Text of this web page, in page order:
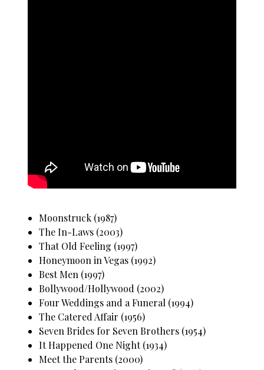
Moonstruck (1987)
The In-Laws (2003)
That Old Feeling (1997)
Honeymoon in Vegas (1992)
Best Men (1997)
Bollywood/Hollywood (2002)
Four Weddings and a Funeral (1994)
The Catered Affair (1956)
Seven Brides for Seven Brothers (1954)
It Happened One Night (1934)
Meet the Parents (2000)